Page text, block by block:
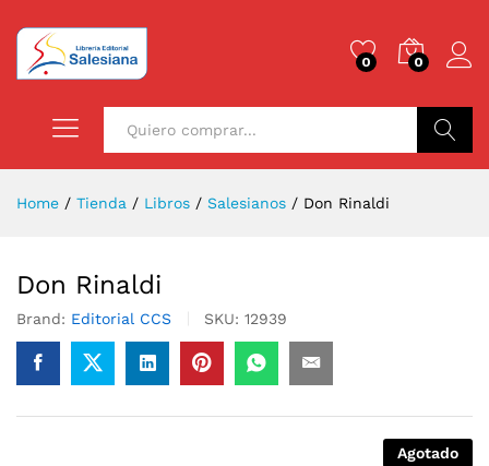
0 0
Home / Tienda / Libros / Salesianos / Don Rinaldi
Don Rinaldi
Brand: Editorial CCS SKU: 12939
Agotado